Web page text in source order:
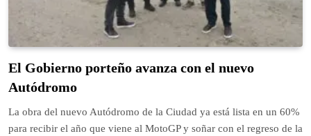
El Gobierno porteño avanza con el nuevo
Autódromo
La obra del nuevo Autódromo de la Ciudad ya está lista en un 60%
para recibir el año que viene al MotoGP y soñar con el regreso de la